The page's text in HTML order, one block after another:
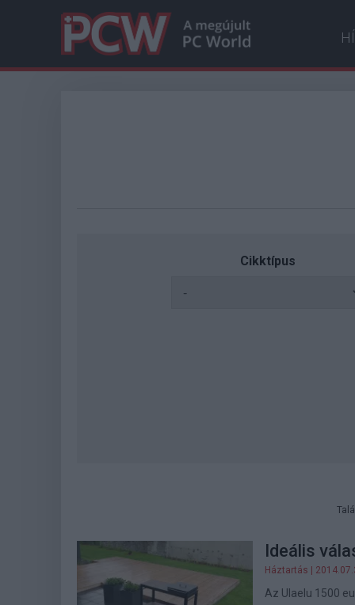
Cikktípus
Ideális
Háztartás |
Az Ulaelu 1500